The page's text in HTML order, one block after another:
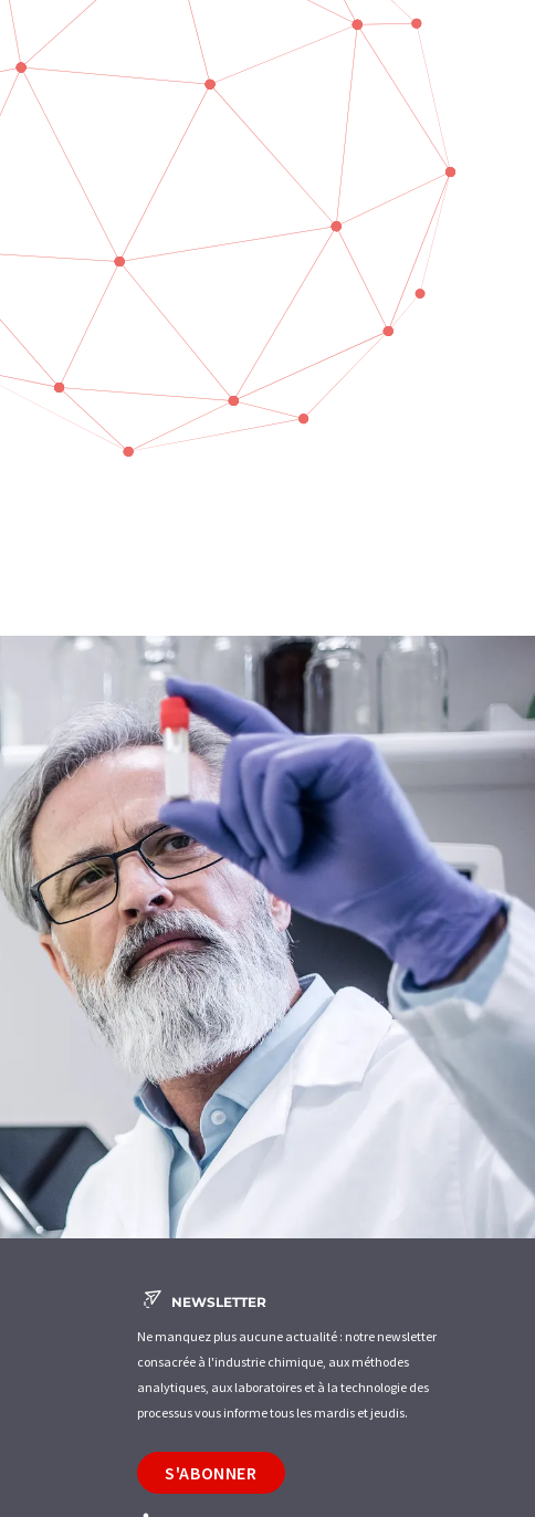
NEWSLETTER
Ne manquez plus aucune actualité : notre newsletter
consacrée à l'industrie chimique, aux méthodes
analytiques, aux laboratoires et à la technologie des
processus vous informe tous les mardis et jeudis.
S'ABONNER